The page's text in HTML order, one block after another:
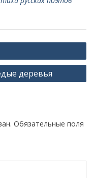
деревья
Обязательные поля